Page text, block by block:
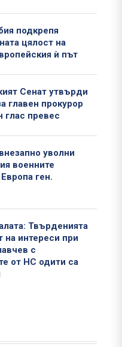
подкрепя
цялост на
ѝ път
Сенат утвърди
главен прокурор
глас превес
уволни
военните
ген.
Твърденията
на интереси при
с
от НС одити са